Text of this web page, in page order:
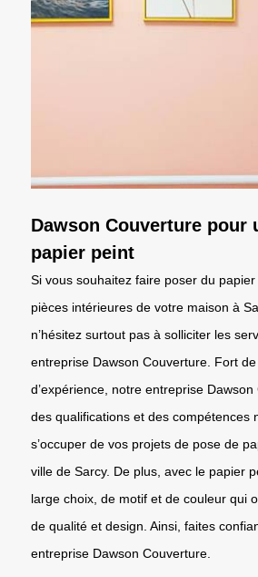
Dawson Couverture pour
papier peint
Si vous souhaitez faire poser du
pièces intérieures de votre maison à
n’hésitez surtout pas à solliciter les
entreprise Dawson Couverture. Fort
d’expérience, notre entreprise
des qualifications et des compétences
s’occuper de vos projets de pose de
ville de Sarcy. De plus, avec le papier
large choix, de motif et de couleur qui
de qualité et design. Ainsi, faites
entreprise Dawson Couverture.